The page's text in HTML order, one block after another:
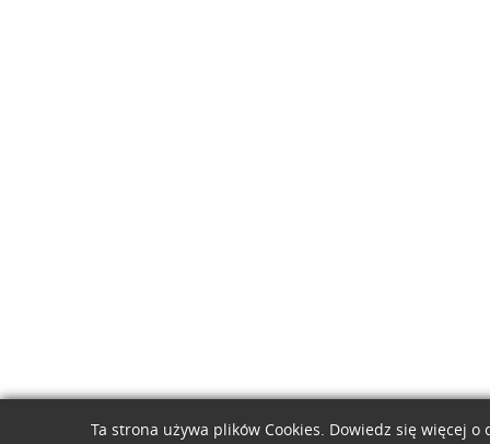
Ta strona używa plików Cookies. Dowiedz się więcej